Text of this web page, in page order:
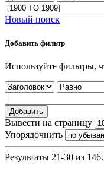
Новый поиск
Добавить фильтр
Используйте фильтры,
Вывести на страницу
Упорядочнить
Результаты 21-30 из 146.